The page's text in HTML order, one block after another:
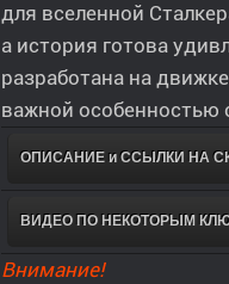
для вселенной
а история готова
разработана на
важной особенностью
ОПИСАНИЕ и ССЫЛКИ НА
ВИДЕО ПО НЕКОТОРЫМ
Внимание!